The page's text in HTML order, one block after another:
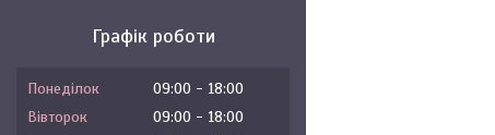
Графік роботи
Понеділок 09:00
18:00
Вівторок
09:00
18:00